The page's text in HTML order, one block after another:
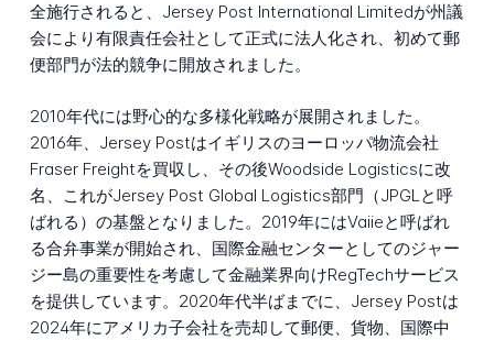
全施行されると、Jersey Post International Limitedが州議
会により有限責任会社として正式に法人化され、初めて郵
便部門が法的競争に開放されました。
2010年代には野心的な多様化戦略が展開されました。
2016年、Jersey Postはイギリスのヨーロッパ物流会社
Fraser Freightを買収し、その後Woodside Logisticsに改
名、これがJersey Post Global Logistics部門（JPGLと呼
ばれる）の基盤となりました。2019年にはVaiieと呼ばれ
る合弁事業が開始され、国際金融センターとしてのジャー
ジー島の重要性を考慮して金融業界向けRegTechサービス
を提供しています。2020年代半ばまでに、Jersey Postは
2024年にアメリカ子会社を売却して郵便、貨物、国際中